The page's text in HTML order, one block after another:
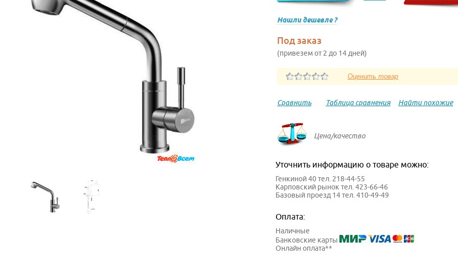
Нашли дешевле ?
Под заказ
(привезем от 2 до 14 дней)
Сравнить Таблица сравнения Найти похожие
Цена/качество
Уточнить информацию о товаре можно:
Генкиной 40 тел. 218-44-55
Карповский рынок тел. 423-66-46
Базовый проезд 14 тел. 410-49-49
Оплата:
Наличные
Банковские карты
Онлайн оплата**